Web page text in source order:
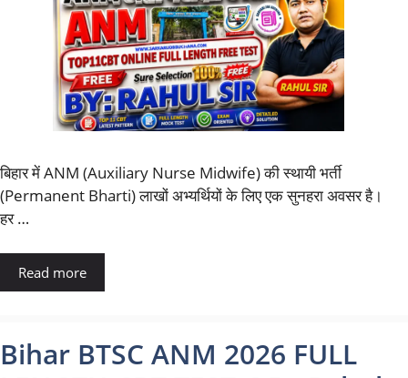
बिहार में ANM (Auxiliary Nurse Midwife) की स्थायी भर्ती
(Permanent Bharti) लाखों अभ्यर्थियों के लिए एक सुनहरा अवसर है।
हर …
Read more
Bihar BTSC ANM 2026 FULL